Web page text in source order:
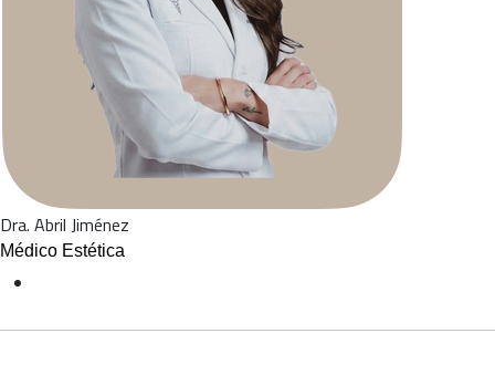
Dra. Abril Jiménez
Médico Estética